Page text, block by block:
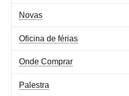
Novas
Oficina de férias
Onde Comprar
Palestra